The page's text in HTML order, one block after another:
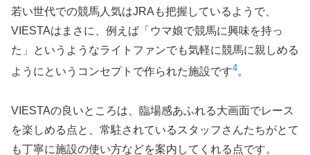
若い世代での競馬人気はJRAも把握しているようで、
VIESTAはまさに、例えば「ウマ娘で競馬に興味を持っ
た」というようなライトファンでも気軽に競馬に親しめる
ようにというコンセプトで作られた施設です4。
VIESTAの良いところは、臨場感あふれる大画面でレース
を楽しめる点と、常駐されているスタッフさんたちがとて
も丁寧に施設の使い方などを案内してくれる点です。